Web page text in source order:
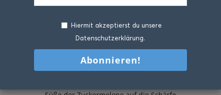
Scharfer Zuckermelonensalat
Hiermit akzeptierst du unsere
Datenschutzerklärung.